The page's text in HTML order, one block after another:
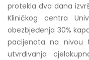
protekla dva dana
Kliničkog centra
obezbjeđenja 30%
pacijenata na nivou
utvrđivanja